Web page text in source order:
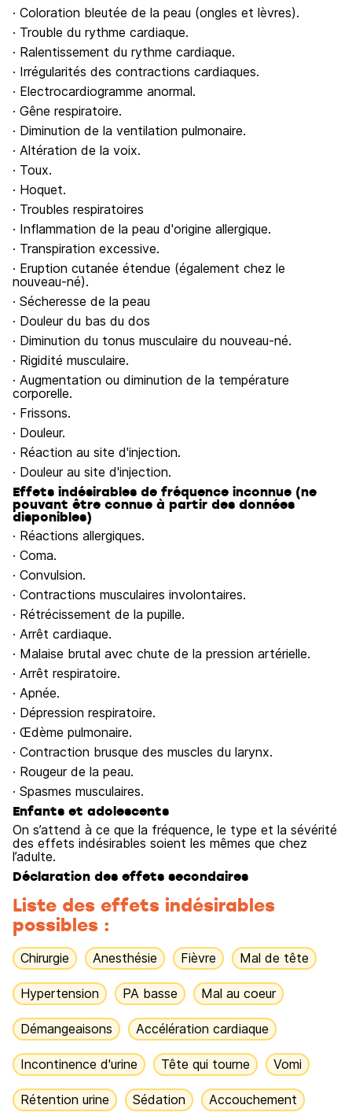
· Coloration bleutée de la peau (ongles et lèvres).
· Trouble du rythme cardiaque.
· Ralentissement du rythme cardiaque.
· Irrégularités des contractions cardiaques.
· Electrocardiogramme anormal.
· Gêne respiratoire.
· Diminution de la ventilation pulmonaire.
· Altération de la voix.
· Toux.
· Hoquet.
· Troubles respiratoires
· Inflammation de la peau d'origine allergique.
· Transpiration excessive.
· Eruption cutanée étendue (également chez le
nouveau-né).
· Sécheresse de la peau
· Douleur du bas du dos
· Diminution du tonus musculaire du nouveau-né.
· Rigidité musculaire.
· Augmentation ou diminution de la température
corporelle.
· Frissons.
· Douleur.
· Réaction au site d'injection.
· Douleur au site d'injection.
Effets indésirables de fréquence inconnue (ne
pouvant être connue à partir des données
disponibles)
· Réactions allergiques.
· Coma.
· Convulsion.
· Contractions musculaires involontaires.
· Rétrécissement de la pupille.
· Arrêt cardiaque.
· Malaise brutal avec chute de la pression artérielle.
· Arrêt respiratoire.
· Apnée.
· Dépression respiratoire.
· Œdème pulmonaire.
· Contraction brusque des muscles du larynx.
· Rougeur de la peau.
· Spasmes musculaires.
Enfants et adolescents
On s’attend à ce que la fréquence, le type et la sévérité
des effets indésirables soient les mêmes que chez
l’adulte.
Déclaration des effets secondaires
Liste des effets indésirables
possibles :
Chirurgie Anesthésie Fièvre Mal de tête
Hypertension PA basse Mal au coeur
Démangeaisons Accélération cardiaque
Incontinence d'urine Tête qui tourne Vomi
Rétention urine Sédation Accouchement